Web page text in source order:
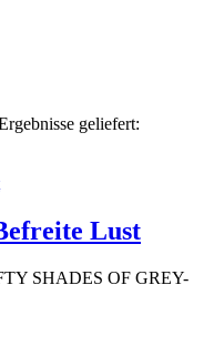
geliefert:
Lust
SHADES OF GREY-